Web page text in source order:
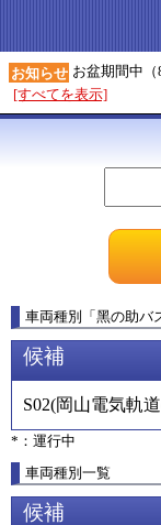
お知らせ お盆期間中
[すべてを表示]
車両種別 「黑の助バ
候補
S02(岡山電気軌
*：運行中
車両種別一覧
候補